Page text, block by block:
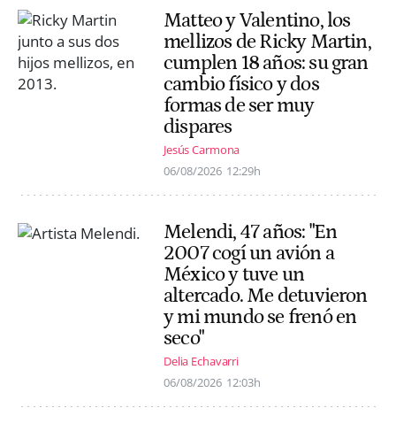
Matteo y Valentino, los
mellizos de Ricky Martin,
cumplen 18 años: su gran
cambio físico y dos
formas de ser muy
dispares
Jesús Carmona
06/08/2026 12:29h
Melendi, 47 años: "En
2007 cogí un avión a
México y tuve un
altercado. Me detuvieron
y mi mundo se frenó en
seco"
Delia Echavarri
06/08/2026 12:03h